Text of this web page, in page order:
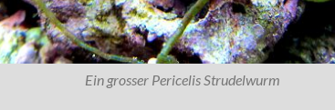
Ein grosser Pericelis Strudelwurm